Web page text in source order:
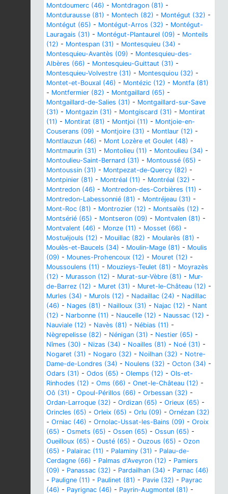
Montdoumerc (46) - Montdragon (81) -
Montdurausse (81) - Montech (82) - Montégut (32) -
Montégut (65) - Montégut-Arros (32) - Montégut-
Lauragais (31) - Montégut-Plantaurel (09) - Monteils
(12) - Montespan (31) - Montesquieu (34) -
Montesquieu-Avantès (09) - Montesquieu-des-
Albères (66) - Montesquieu-Guittaut (31) -
Montesquieu-Volvestre (31) - Montesquiou (32) -
Montet-et-Bouxal (46) - Montézic (12) - Montfa (81)
- Montfermier (82) - Montgaillard (65) -
Montgaillard-de-Salies (31) - Montgaillard-sur-Save
(31) - Montgazin (31) - Montgiscard (31) - Montirat
(11) - Montirat (81) - Montjoi (11) - Montjoie-en-
Couserans (09) - Montjoire (31) - Montlaur (12) -
Montlauzun (46) - Mont Lozère et Goulet (48) -
Montmaurin (31) - Montolieu (11) - Montoulieu (34) -
Montoulieu-Saint-Bernard (31) - Montoussé (65) -
Montoussin (31) - Montpezat-de-Quercy (82) -
Montpinier (81) - Montréal (11) - Montréal (32) -
Montredon (46) - Montredon-des-Corbières (11) -
Montredon-Labessonnié (81) - Montréjeau (31) -
Mont-Roc (81) - Montrozier (12) - Montsalès (12) -
Montsérié (65) - Montseron (09) - Montvalen (81) -
Montvalent (46) - Monze (11) - Mosset (66) -
Mostuéjouls (12) - Mouillac (82) - Moularès (81) -
Moulès-et-Baucels (34) - Moulin-Mage (81) - Moulis
(09) - Mounes-Prohencoux (12) - Mouret (12) -
Moussoulens (11) - Mouzieys-Teulet (81) - Moyrazès
(12) - Murasson (12) - Murat-sur-Vèbre (81) - Mur-
de-Barrez (12) - Muret (31) - Muret-le-Château (12) -
Murles (34) - Murols (12) - Nadaillac (24) - Nadillac
(46) - Nages (81) - Nailloux (31) - Najac (12) - Nant
(12) - Narbonne (11) - Naucelle (12) - Naussac (12) -
Nauviale (12) - Navès (81) - Nébias (11) -
Nègrepelisse (82) - Nénigan (31) - Nestier (65) -
Nîmes (30) - Nizas (34) - Noailles (81) - Noé (31) -
Nogaret (31) - Nogaro (32) - Noilhan (32) - Notre-
Dame-de-Londres (34) - Noulens (32) - Octon (34) -
Odars (31) - Odos (65) - Olemps (12) - Ols-et-
Rinhodes (12) - Oms (66) - Onet-le-Château (12) -
Oô (31) - Opoul-Périllos (66) - Orbessan (32) -
Ordan-Larroque (32) - Ordizan (65) - Orieux (65) -
Orincles (65) - Orleix (65) - Orlu (09) - Ornézan (32)
- Orniac (46) - Ornolac-Ussat-les-Bains (09) - Oroix
(65) - Osmets (65) - Ossen (65) - Ossun (65) -
Oueilloux (65) - Ousté (65) - Ouzous (65) - Ozon
(65) - Palairac (11) - Palaminy (31) - Palau-de-
Cerdagne (66) - Palmas d'Aveyron (12) - Pamiers
(09) - Panassac (32) - Pardailhan (34) - Parnac (46)
- Pauligne (11) - Paulinet (81) - Pavie (32) - Payrac
(46) - Payrignac (46) - Payrin-Augmontel (81) -